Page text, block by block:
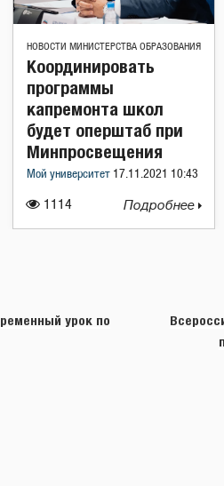
НОВОСТИ МИНИСТЕРСТВА ОБРАЗОВАНИЯ
1114
Координировать
программы
капремонта школ
будет оперштаб при
Минпросвещения
Мой университет 17.11.2021 10:43
Подробнее
урок по